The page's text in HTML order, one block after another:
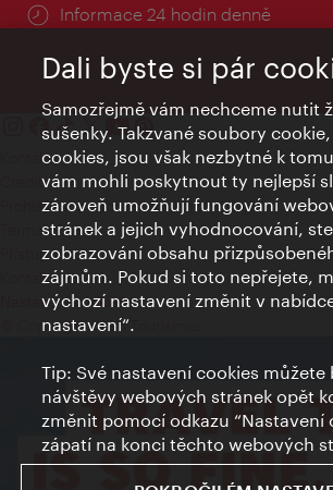
Informace 24 hodin denně
Kontakty
Credits
Prohlášení o ochraně osobních údajů
Terms of Use
Přístupnost
Kontakt pro tisk
Nastavení cookies
© Copyright Wien Tourismus
Dali byste si pár
Samozřejmě vám nechceme nutit
sušenky. Takzvané soubory
cookies, jsou však nezbytné k
vám mohli poskytnout ty nejlepší
zároveň umožňují fungování
stránek a jejich vyhodnocování,
zobrazování obsahu
zájmům. Pokud si toto nepřejete,
výchozí nastavení změnit v
nastavení“.
Tip: Své nastavení cookies můžete
návštěvy webových stránek opět
změnit pomocí odkazu “Nastavení
zápatí na konci těchto webových